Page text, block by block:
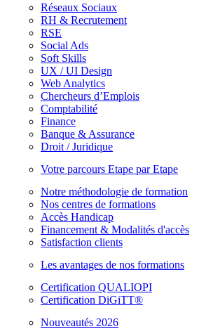
Réseaux Sociaux
RH & Recrutement
RSE
Social Ads
Soft Skills
UX / UI Design
Web Analytics
Chercheurs d’Emplois
Comptabilité
Finance
Banque & Assurance
Droit / Juridique
Votre parcours Etape par Etape
Notre méthodologie de formation
Nos centres de formations
Accès Handicap
Financement & Modalités d'accès
Satisfaction clients
Les avantages de nos formations
Certification QUALIOPI
Certification DiGiTT®
Nouveautés 2026